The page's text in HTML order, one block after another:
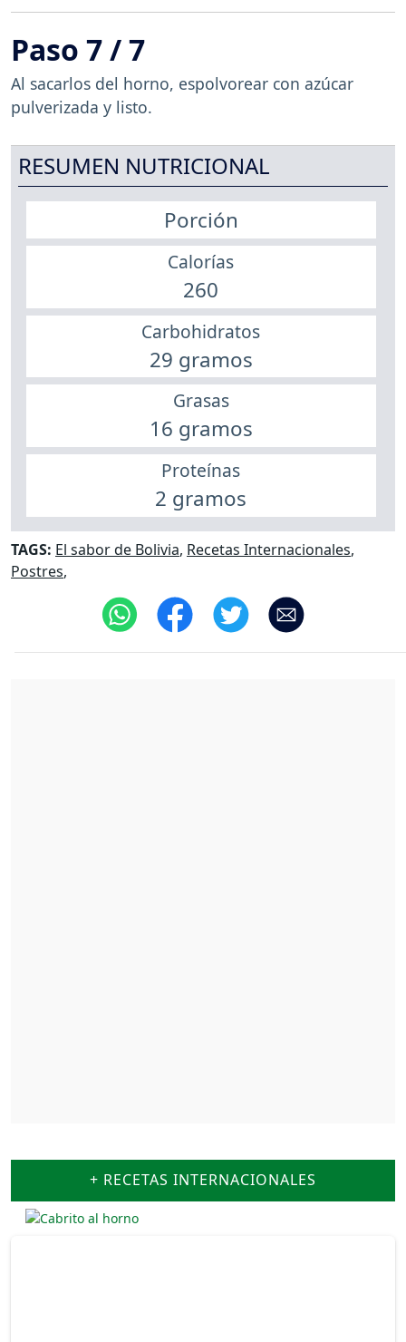
Paso 7 / 7
Al sacarlos del horno, espolvorear con azúcar
pulverizada y listo.
RESUMEN NUTRICIONAL
Porción
Calorías
260
Carbohidratos
29 gramos
Grasas
16 gramos
Proteínas
2 gramos
TAGS: El sabor de Bolivia, Recetas Internacionales,
Postres,
+ RECETAS INTERNACIONALES